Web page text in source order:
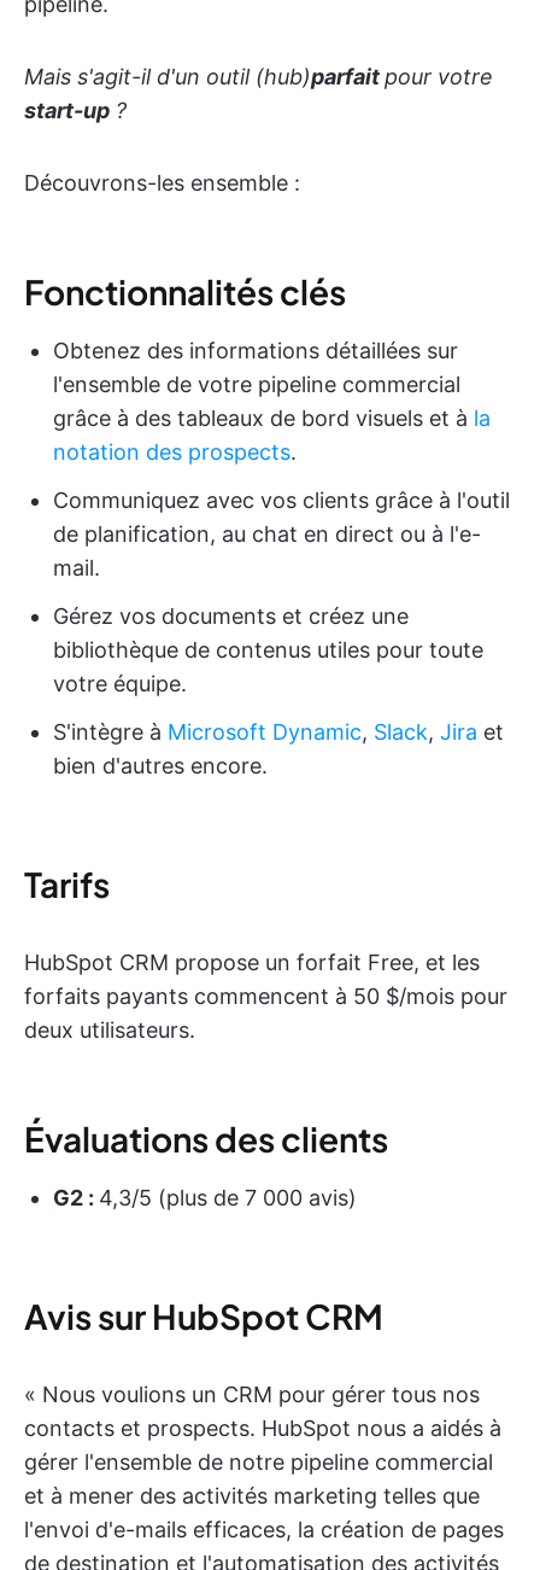
Mais s'agit-il d'un outil (hub)parfaitpour votre
start-up ?
Découvrons-les ensemble :
Fonctionnalités clés
Obtenez des informations détaillées sur
l'ensemble de votre pipeline commercial
grâce à des tableaux de bord visuels et à la
notation des prospects.
Communiquez avec vos clients grâce à l'outil
de planification, au chat en direct ou à l'e-
mail.
Gérez vos documents et créez une
bibliothèque de contenus utiles pour toute
votre équipe.
S'intègre à Microsoft Dynamic, Slack, Jira et
bien d'autres encore.
Tarifs
HubSpot CRM propose un forfait Free, et les
forfaits payants commencent à 50 $/mois pour
deux utilisateurs.
Évaluations des clients
G2 : 4,3/5 (plus de 7 000 avis)
Avis sur HubSpot CRM
« Nous voulions un CRM pour gérer tous nos
contacts et prospects. HubSpot nous a aidés à
gérer l'ensemble de notre pipeline commercial
et à mener des activités marketing telles que
l'envoi d'e-mails efficaces, la création de pages
de destination et l'automatisation des activités